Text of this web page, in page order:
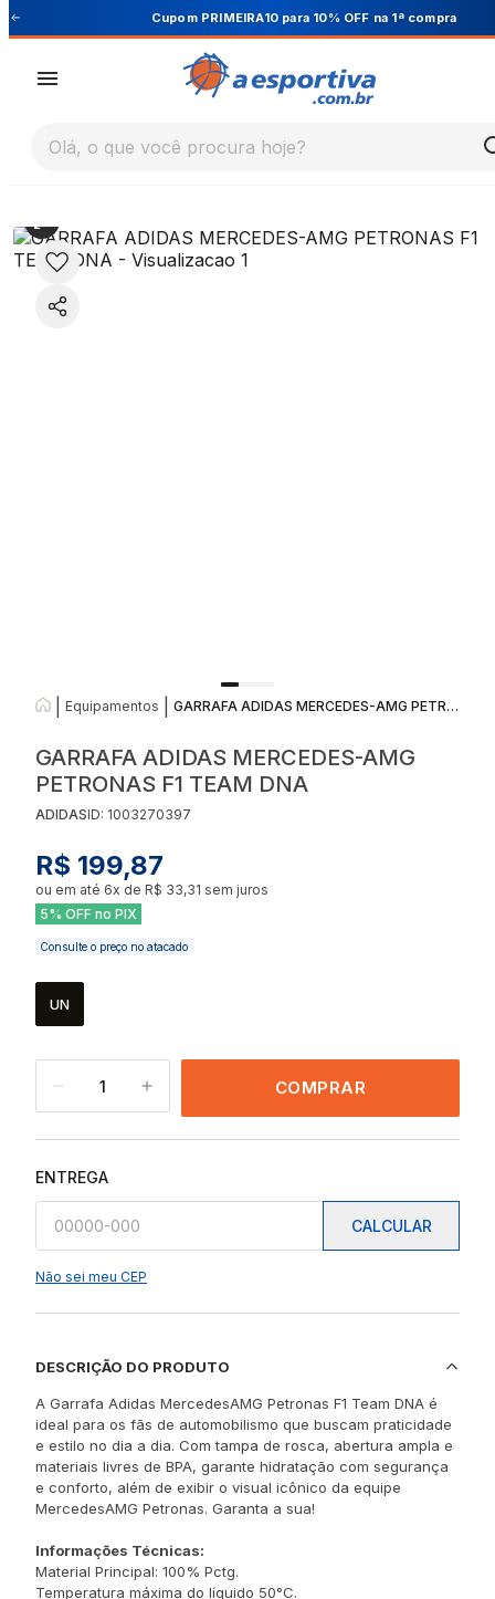
Cupom PRIMEIRA10 para 10% OFF na 1ª compra
Olá, o que você procura hoje?
Equipamentos GARRAFA ADIDAS MERCEDES-AMG PETRONAS F1 TEAM DNA
GARRAFA ADIDAS MERCEDES-AMG
PETRONAS F1 TEAM DNA
ADIDASID: 1003270397
R$ 199,87
ou em até 6x de R$ 33,31 sem juros
5% OFF no PIX
Consulte o preço no atacado
UN
1 COMPRAR
ENTREGA
CALCULAR
Não sei meu CEP
DESCRIÇÃO DO PRODUTO
A Garrafa Adidas MercedesAMG Petronas F1 Team DNA é
ideal para os fãs de automobilismo que buscam praticidade
e estilo no dia a dia. Com tampa de rosca, abertura ampla e
materiais livres de BPA, garante hidratação com segurança
e conforto, além de exibir o visual icônico da equipe
MercedesAMG Petronas. Garanta a sua!
Informações Técnicas:
Material Principal: 100% Pctg.
Temperatura máxima do líquido 50°C.